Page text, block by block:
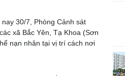
30/7, Phòng Cảnh sát
xã Bắc Yên, Tạ Khoa (Sơn
nạn nhân tại vị trí cách nơi